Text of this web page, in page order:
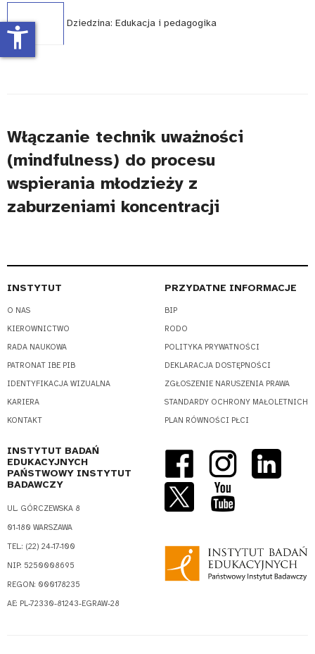
Dziedzina: Edukacja i pedagogika
Włączanie technik uważności
(mindfulness) do procesu
wspierania młodzieży z
zaburzeniami koncentracji
INSTYTUT
O NAS
KIEROWNICTWO
RADA NAUKOWA
PATRONAT IBE PIB
IDENTYFIKACJA WIZUALNA
KARIERA
KONTAKT
PRZYDATNE INFORMACJE
BIP
RODO
POLITYKA PRYWATNOŚCI
DEKLARACJA DOSTĘPNOŚCI
ZGŁOSZENIE NARUSZENIA PRAWA
STANDARDY OCHRONY MAŁOLETNICH
PLAN RÓWNOŚCI PŁCI
INSTYTUT BADAŃ
EDUKACYJNYCH
PAŃSTWOWY INSTYTUT
BADAWCZY
UL. GÓRCZEWSKA 8
01-180 WARSZAWA
TEL.: (22) 24-17-100
NIP: 5250008695
REGON: 000178235
AE: PL-72330-81243-EGRAW-28
accessibility_new